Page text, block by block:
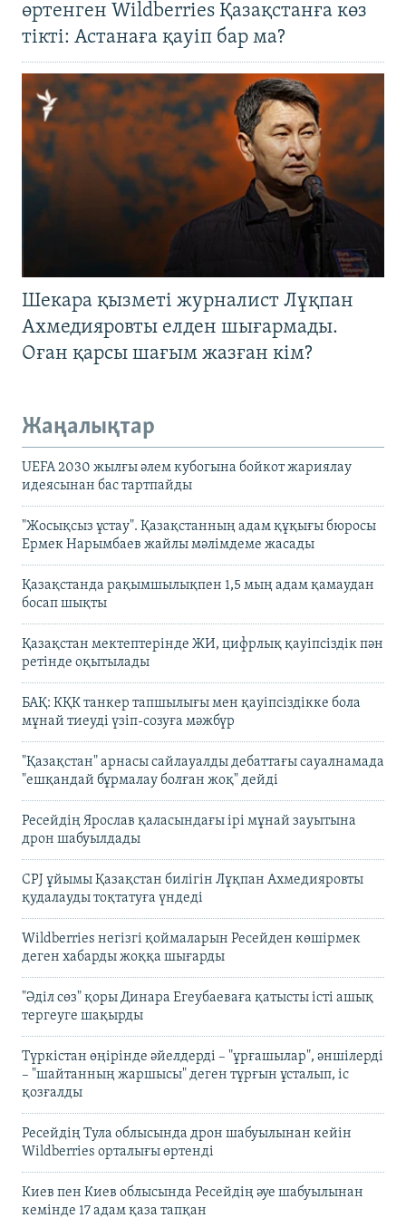
өртенген Wildberries Қазақстанға көз
тікті: Астанаға қауіп бар ма?
Шекара қызметі журналист Лұқпан
Ахмедияровты елден шығармады.
Оған қарсы шағым жазған кім?
Жаңалықтар
UEFA 2030 жылғы әлем кубогына бойкот жариялау
идеясынан бас тартпайды
"Жосықсыз ұстау". Қазақстанның адам құқығы бюросы
Ермек Нарымбаев жайлы мәлімдеме жасады
Қазақстанда рақымшылықпен 1,5 мың адам қамаудан
босап шықты
Қазақстан мектептерінде ЖИ, цифрлық қауіпсіздік пән
ретінде оқытылады
БАҚ: КҚК танкер тапшылығы мен қауіпсіздікке бола
мұнай тиеуді үзіп-созуға мәжбүр
"Қазақстан" арнасы сайлауалды дебаттағы сауалнамада
"ешқандай бұрмалау болған жоқ" дейді
Ресейдің Ярослав қаласындағы ірі мұнай зауытына
дрон шабуылдады
CPJ ұйымы Қазақстан билігін Лұқпан Ахмедияровты
қудалауды тоқтатуға үндеді
Wildberries негізгі қоймаларын Ресейден көшірмек
деген хабарды жоққа шығарды
"Әділ сөз" қоры Динара Егеубаеваға қатысты істі ашық
тергеуге шақырды
Түркістан өңірінде әйелдерді – "ұрғашылар", әншілерді
– "шайтанның жаршысы" деген тұрғын ұсталып, іс
қозғалды
Ресейдің Тула облысында дрон шабуылынан кейін
Wildberries орталығы өртенді
Киев пен Киев облысында Ресейдің әуе шабуылынан
кемінде 17 адам қаза тапқан